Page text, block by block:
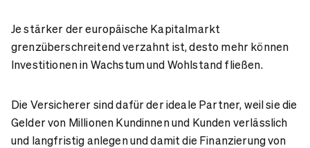
Je stärker der europäische Kapitalmarkt
grenzüberschreitend verzahnt ist, desto mehr können
Investitionen in Wachstum und Wohlstand fließen.
Die Versicherer sind dafür der ideale Partner, weil sie die
Gelder von Millionen Kundinnen und Kunden verlässlich
und langfristig anlegen und damit die Finanzierung von